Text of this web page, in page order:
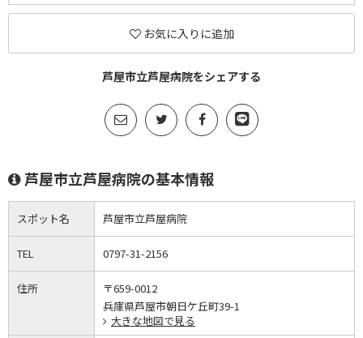
お気に入りに追加
芦屋市立芦屋病院をシェアする
芦屋市立芦屋病院の基本情報
スポット名 芦屋市立芦屋病院
TEL 0797-31-2156
住所
〒659-0012
兵庫県芦屋市朝日ケ丘町39-1
大きな地図で見る